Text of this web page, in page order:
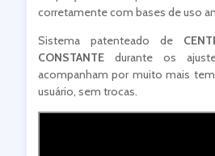
corretamente com bases de uso
Sistema patenteado de
CONSTANTEdurante os
acompanham por muito mais
usuário, sem trocas.